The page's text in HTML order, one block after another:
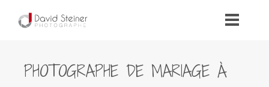
PHOTOGRAPHE DE MARIAGE À